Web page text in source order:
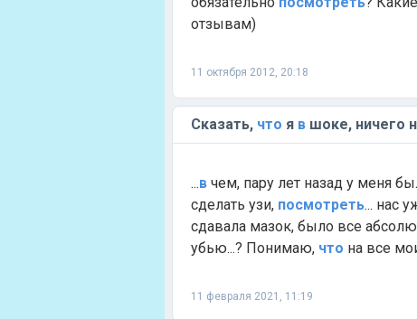
отзывам)
11 октября 2012, 20:18
Сказать, что я в шоке, ничего
...в чем, пару лет назад у меня
сделать узи, посмотреть... нас
сдавала мазок, было все
убью...? Понимаю, что на все
11 февраля 2021, 11:19